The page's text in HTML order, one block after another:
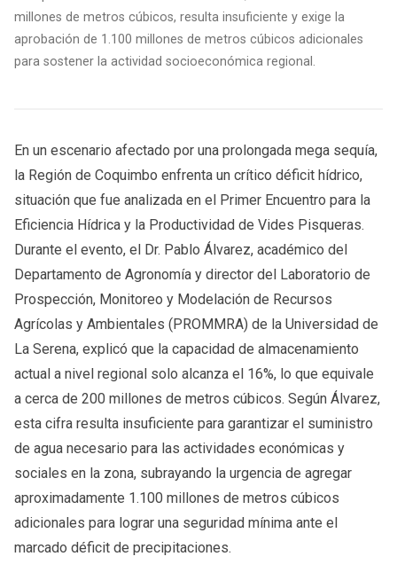
millones de metros cúbicos, resulta insuficiente y exige la
aprobación de 1.100 millones de metros cúbicos adicionales
para sostener la actividad socioeconómica regional.
En un escenario afectado por una prolongada mega sequía,
la Región de Coquimbo enfrenta un crítico déficit hídrico,
situación que fue analizada en el Primer Encuentro para la
Eficiencia Hídrica y la Productividad de Vides Pisqueras.
Durante el evento, el Dr. Pablo Álvarez, académico del
Departamento de Agronomía y director del Laboratorio de
Prospección, Monitoreo y Modelación de Recursos
Agrícolas y Ambientales (PROMMRA) de la Universidad de
La Serena, explicó que la capacidad de almacenamiento
actual a nivel regional solo alcanza el 16%, lo que equivale
a cerca de 200 millones de metros cúbicos. Según Álvarez,
esta cifra resulta insuficiente para garantizar el suministro
de agua necesario para las actividades económicas y
sociales en la zona, subrayando la urgencia de agregar
aproximadamente 1.100 millones de metros cúbicos
adicionales para lograr una seguridad mínima ante el
marcado déficit de precipitaciones.